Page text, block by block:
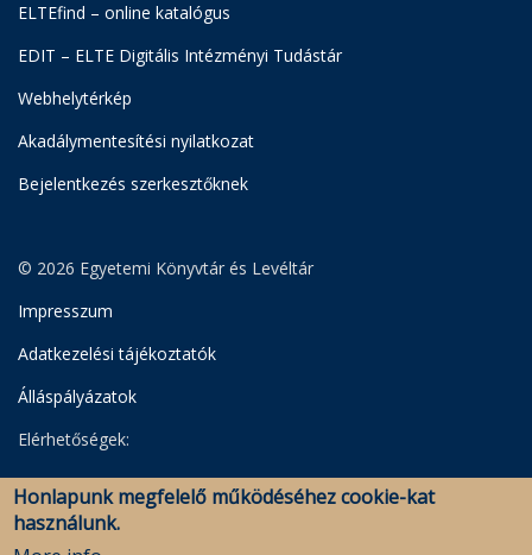
ELTEfind – online katalógus
EDIT – ELTE Digitális Intézményi Tudástár
Webhelytérkép
Akadálymentesítési nyilatkozat
Bejelentkezés szerkesztőknek
© 2026 Egyetemi Könyvtár és Levéltár
Impresszum
Adatkezelési tájékoztatók
Álláspályázatok
Elérhetőségek:
Egyetemi Könyvtár
Levéltár
Savaria Könyvtár és Levéltár (Szombathely)
Honlapunk megfelelő működéséhez cookie-kat
használunk.